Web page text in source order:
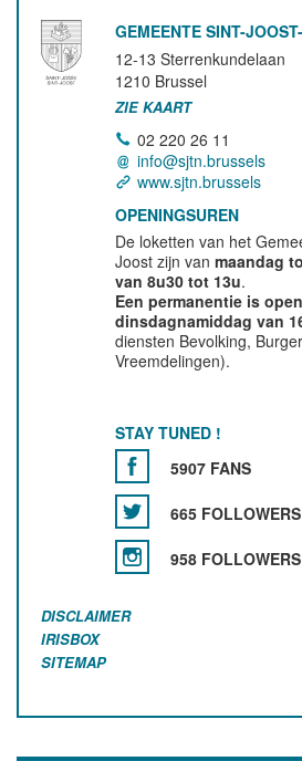
GEMEENTE SINT-
12-13 Sterrenkundelaan
1210 Brussel
ZIE KAART
02 220 26 11
info@sjtn.brussels
www.sjtn.brussels
OPENINGSUREN
De loketten van het
Joost zijn vanmaandag
van 8u30 tot 13u.
Een permanentie is
dinsdagnamiddag van
diensten Bevolking,
Vreemdelingen).
STAY TUNED !
5907 FANS
665 FOLLOWERS
958 FOLLOWERS
DISCLAIMER
IRISBOX
SITEMAP